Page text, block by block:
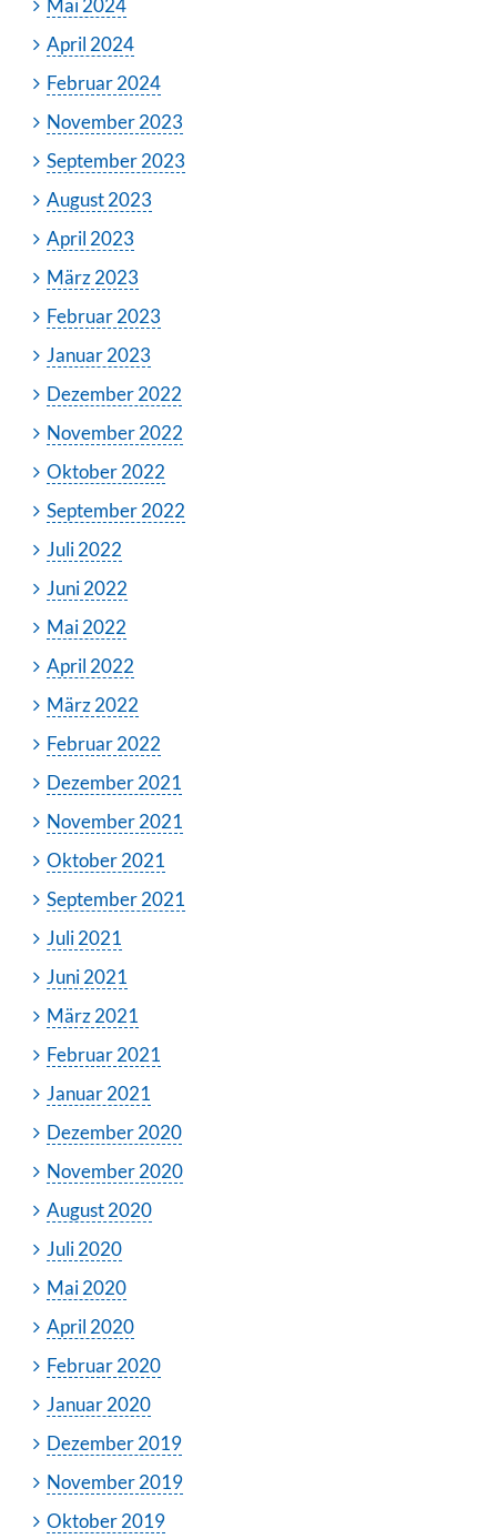
Mai 2024
April 2024
Februar 2024
November 2023
September 2023
August 2023
April 2023
März 2023
Februar 2023
Januar 2023
Dezember 2022
November 2022
Oktober 2022
September 2022
Juli 2022
Juni 2022
Mai 2022
April 2022
März 2022
Februar 2022
Dezember 2021
November 2021
Oktober 2021
September 2021
Juli 2021
Juni 2021
März 2021
Februar 2021
Januar 2021
Dezember 2020
November 2020
August 2020
Juli 2020
Mai 2020
April 2020
Februar 2020
Januar 2020
Dezember 2019
November 2019
Oktober 2019